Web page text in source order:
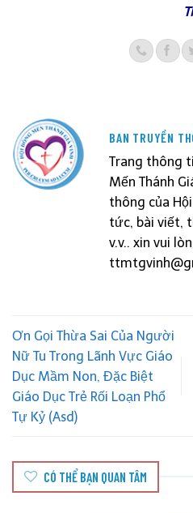
BAN TRUYỀN
Trang thông
Mến Thánh
thông của
tức, bài viết,
v.v.. xin vui
Ơn Gọi Thừa Sai Của Người
Nữ Tu Trong Lãnh Vực Giáo
Dục Mầm Non, Đặc Biệt
Giáo Dục Trẻ Rối Loạn Phổ
Tự Kỷ (Asd)
CÓ THỂ BẠN QUAN TÂM